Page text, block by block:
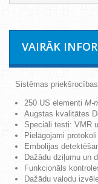
VAIRĀK
Sistēmas
250 US elementi M-
Augstas kvalitātes
Speciāli testi: VMR
Pielāgojami
Embolijas
Dažādu dziļumu un
Funkcionāls
Dažādu valodu